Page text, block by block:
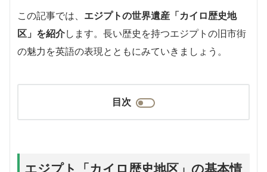
この記事では、 エジプトの世界遺産「カイロ歴史地
区」を紹介します。長い歴史を持つエジプトの旧市街
の魅力を英語の表現とともにみていきましょう。
目次
エジプト「カイロ歴史地区」の基本情